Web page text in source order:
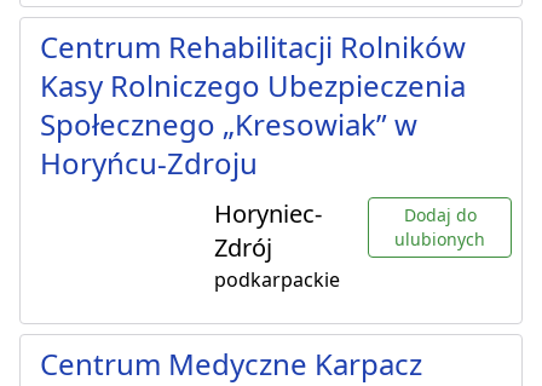
Centrum Rehabilitacji Rolników
Kasy Rolniczego Ubezpieczenia
Społecznego „Kresowiak” w
Horyńcu-Zdroju
Horyniec-
Zdrój
podkarpackie
Dodaj do
ulubionych
Centrum Medyczne Karpacz